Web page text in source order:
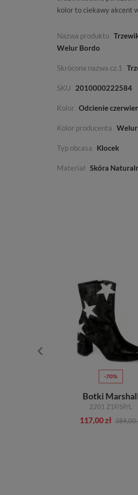
kolor to ciekawy akcent
Nazwa produktu
Welur Bordo
Skrócona nazwa cz.1
SKU 2010000222584
Kolor Odcienie
Kolor producenta
Typ obcasa Klocek
Materiał Skóra
-70%
Botki
2201 Z1F/SP/L
117,00 zł 389,00